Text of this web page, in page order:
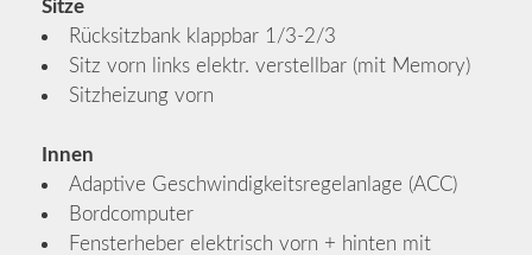
Sitze
Rücksitzbank klappbar 1/3-2/3
Sitz vorn links elektr. verstellbar (mit Memory)
Sitzheizung vorn
Innen
Adaptive Geschwindigkeitsregelanlage (ACC)
Bordcomputer
Fensterheber elektrisch vorn + hinten mit